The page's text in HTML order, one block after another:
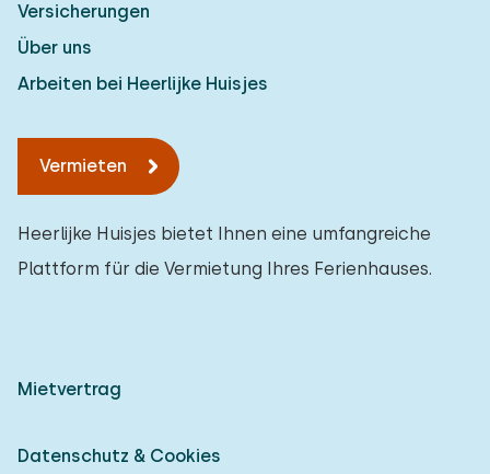
Versicherungen
Über uns
Arbeiten bei Heerlijke Huisjes
Vermieten
Heerlijke Huisjes bietet Ihnen eine umfangreiche
Plattform für die Vermietung Ihres Ferienhauses.
Mietvertrag
Datenschutz & Cookies